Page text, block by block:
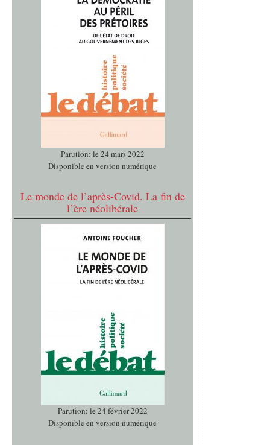
Parution: le 24 mars 2022
Disponible en version numérique
Le monde de l’après-Covid. La fin de
l’ère néolibérale
Parution: le 24 février 2022
Disponible en version numérique